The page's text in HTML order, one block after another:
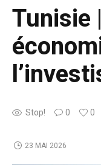
Tunisie
Stop! 0 0
23 MAI 2026